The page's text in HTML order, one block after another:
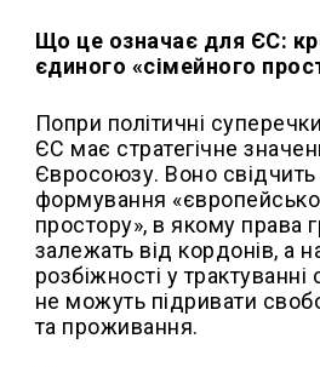
Що це означає для ЄС:
єдиного «сімейного
Попри політичні
ЄС має стратегічне
Євросоюзу. Воно
формування
простору», в якому права
залежать від кордонів, а
розбіжності у
не можуть підривати
та проживання.